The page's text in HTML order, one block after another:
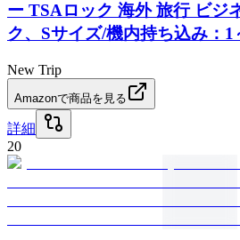
ー TSAロック 海外 旅行 ビジ
ク、Sサイズ/機内持ち込み：1
New Trip
Amazonで商品を見る
詳細
20